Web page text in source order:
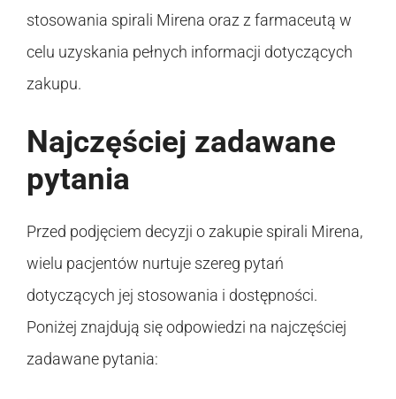
stosowania spirali Mirena oraz z farmaceutą w
celu uzyskania pełnych informacji dotyczących
zakupu.
Najczęściej zadawane
pytania
Przed podjęciem decyzji o zakupie spirali Mirena,
wielu pacjentów nurtuje szereg pytań
dotyczących jej stosowania i dostępności.
Poniżej znajdują się odpowiedzi na najczęściej
zadawane pytania: